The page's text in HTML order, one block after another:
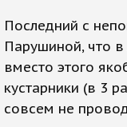
Последний с
Парушиной, что
вместо этого
кустарники (в 3
совсем не